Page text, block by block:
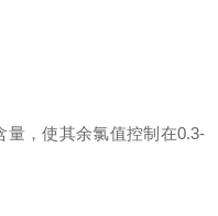
，使其余氯值控制在0.3-